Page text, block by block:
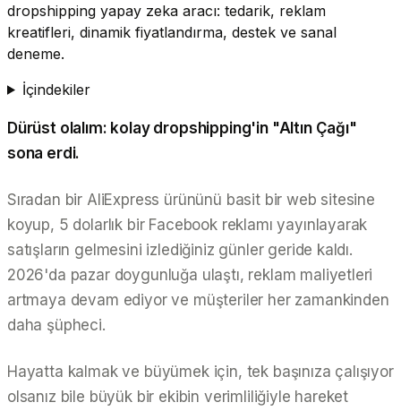
dropshipping yapay zeka aracı: tedarik, reklam
kreatifleri, dinamik fiyatlandırma, destek ve sanal
deneme.
İçindekiler
Dürüst olalım: kolay dropshipping'in "Altın Çağı"
sona erdi.
Sıradan bir AliExpress ürününü basit bir web sitesine
koyup, 5 dolarlık bir Facebook reklamı yayınlayarak
satışların gelmesini izlediğiniz günler geride kaldı.
2026'da pazar doygunluğa ulaştı, reklam maliyetleri
artmaya devam ediyor ve müşteriler her zamankinden
daha şüpheci.
Hayatta kalmak ve büyümek için, tek başınıza çalışıyor
olsanız bile büyük bir ekibin verimliliğiyle hareket